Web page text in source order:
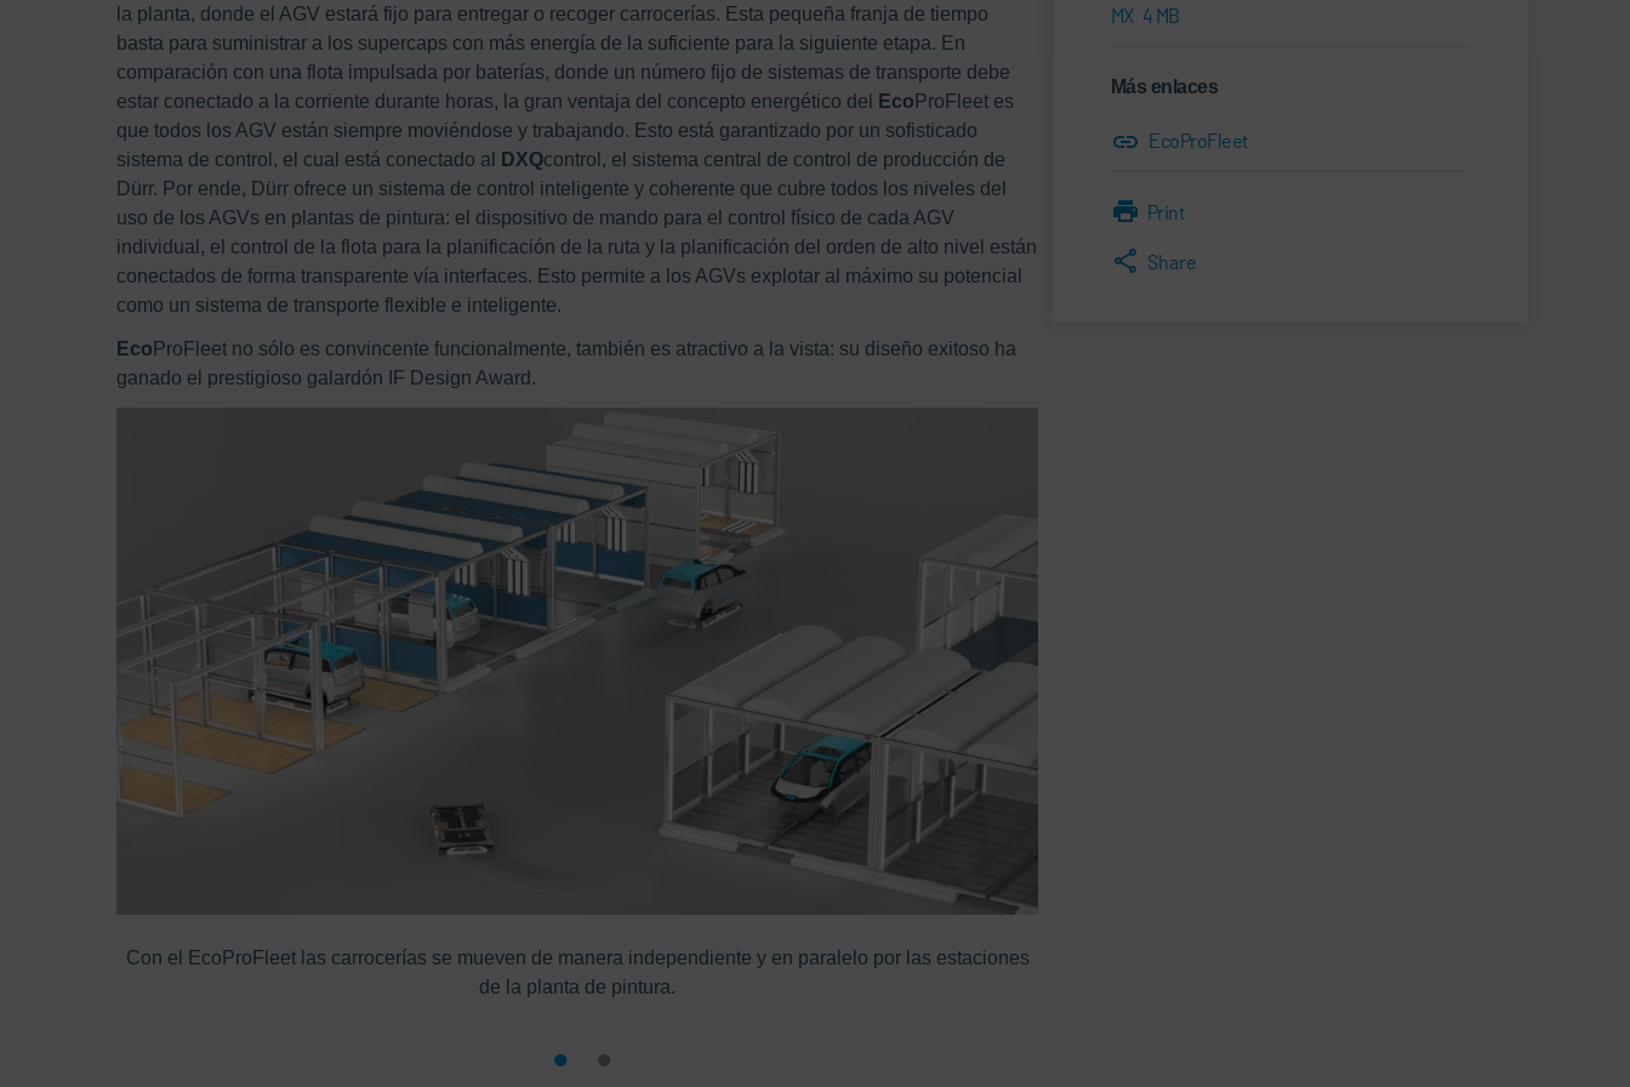
la planta, donde el AGV estará fijo para entregar o recoger carrocerías. Esta pequeña franja de tiempo
basta para suministrar a los supercaps con más energía de la suficiente para la siguiente etapa. En
comparación con una flota impulsada por baterías, donde un número fijo de sistemas de transporte debe
estar conectado a la corriente durante horas, la gran ventaja del concepto energético del
Eco ProFleet es
que todos los AGV están siempre moviéndose y trabajando. Esto está garantizado por un sofisticado
sistema de control, el cual está conectado al
DXQcontrol, el sistema central de control de producción de
Dürr. Por ende, Dürr ofrece un sistema de control inteligente y coherente que cubre todos los niveles del
uso de los AGVs en plantas de pintura: el dispositivo de mando para el control físico de cada AGV
individual, el control de la flota para la planificación de la ruta y la planificación del orden de alto nivel están
conectados de forma transparente vía interfaces. Esto permite a los AGVs explotar al máximo su potencial
como un sistema de transporte flexible e inteligente.
Eco ProFleet no sólo es convincente funcionalmente, también es atractivo a la vista: su diseño exitoso ha
ganado el prestigioso galardón IF Design Award.
Con el EcoProFleet las carrocerías se mueven de manera independiente y en paralelo por las estaciones
de la planta de pintura.
MX 4 MB
Más enlaces
EcoProFleet
Print
Share